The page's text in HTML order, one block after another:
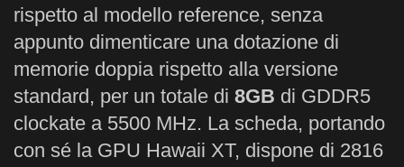
rispetto al modello reference, senza
appunto dimenticare una dotazione di
memorie doppia rispetto alla versione
standard, per un totale di 8GB di GDDR5
clockate a 5500 MHz. La scheda, portando
con sé la GPU Hawaii XT, dispone di 2816